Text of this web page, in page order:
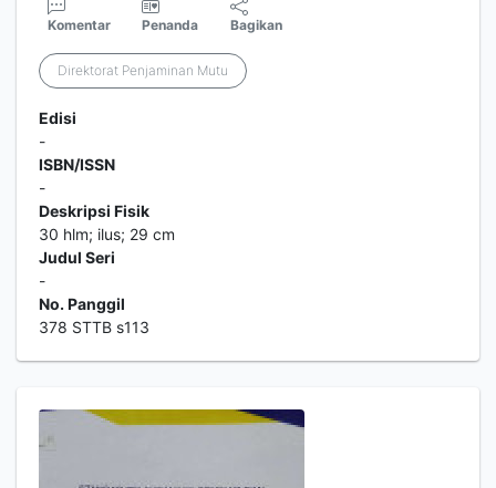
Komentar Penanda Bagikan
Direktorat Penjaminan Mutu
Edisi
-
ISBN/ISSN
-
Deskripsi Fisik
30 hlm; ilus; 29 cm
Judul Seri
-
No. Panggil
378 STTB s113